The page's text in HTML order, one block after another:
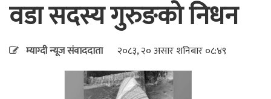
वडा सदस्य गुरुङको निधन
म्याग्दी न्यूज संवाददाता २०८३, २० असार शनिबार ०८:४९